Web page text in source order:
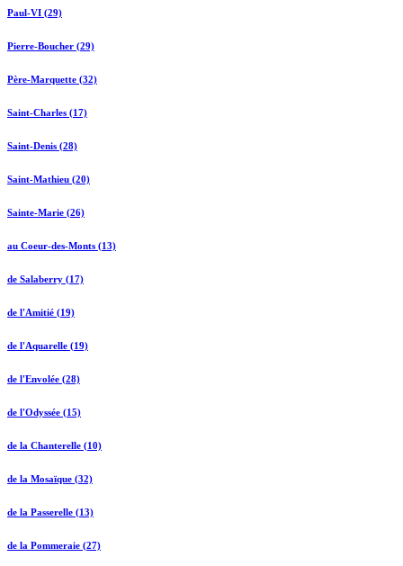
Paul-VI (29)
Pierre-Boucher (29)
Père-Marquette (32)
Saint-Charles (17)
Saint-Denis (28)
Saint-Mathieu (20)
Sainte-Marie (26)
au Coeur-des-Monts (13)
de Salaberry (17)
de l'Amitié (19)
de l'Aquarelle (19)
de l'Envolée (28)
de l'Odyssée (15)
de la Chanterelle (10)
de la Mosaïque (32)
de la Passerelle (13)
de la Pommeraie (27)